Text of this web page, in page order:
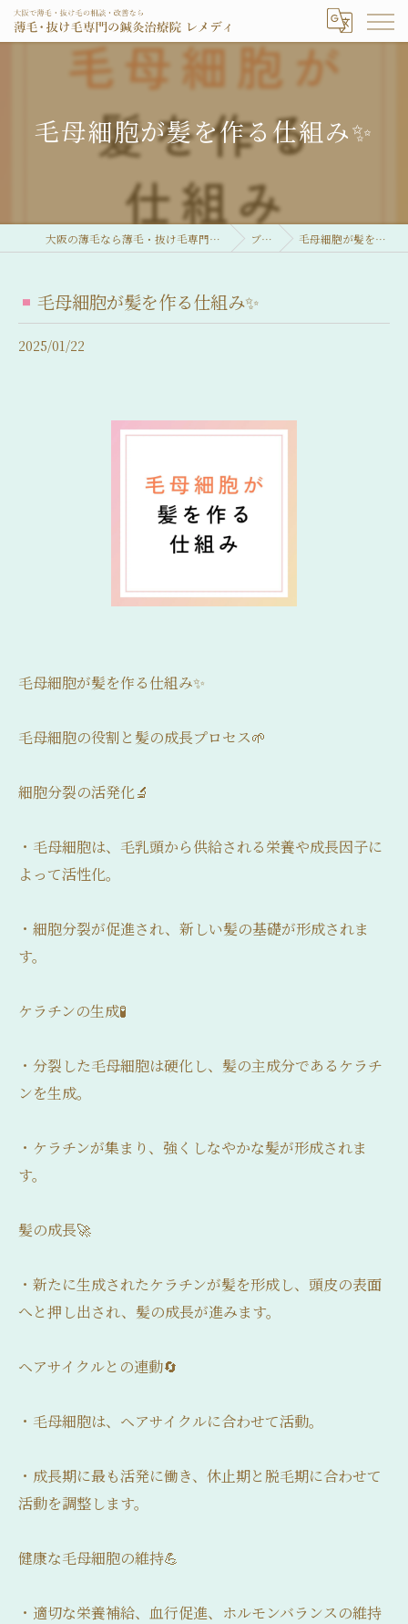
毛母細胞が髪を作る仕組み✨
大阪の薄毛なら薄毛・抜け毛専門の鍼灸治療院 レメディ ブログ 毛母細胞が髪を作る仕組み✨
毛母細胞が髪を作る仕組み✨
2025/01/22
毛母細胞が髪を作る仕組み✨
毛母細胞の役割と髪の成長プロセス🌱
細胞分裂の活発化🔬
・毛母細胞は、毛乳頭から供給される栄養や成長因子に
よって活性化。
・細胞分裂が促進され、新しい髪の基礎が形成されま
す。
ケラチンの生成🧪
・分裂した毛母細胞は硬化し、髪の主成分であるケラチ
ンを生成。
・ケラチンが集まり、強くしなやかな髪が形成されま
す。
髪の成長🚀
・新たに生成されたケラチンが髪を形成し、頭皮の表面
へと押し出され、髪の成長が進みます。
ヘアサイクルとの連動🔄
・毛母細胞は、ヘアサイクルに合わせて活動。
・成長期に最も活発に働き、休止期と脱毛期に合わせて
活動を調整します。
健康な毛母細胞の維持💪
・適切な栄養補給、血行促進、ホルモンバランスの維持